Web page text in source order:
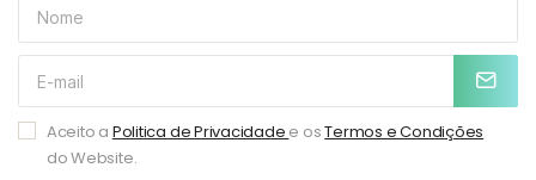
Aceito a Politica de Privacidade e osTermos e Condições
do Website.